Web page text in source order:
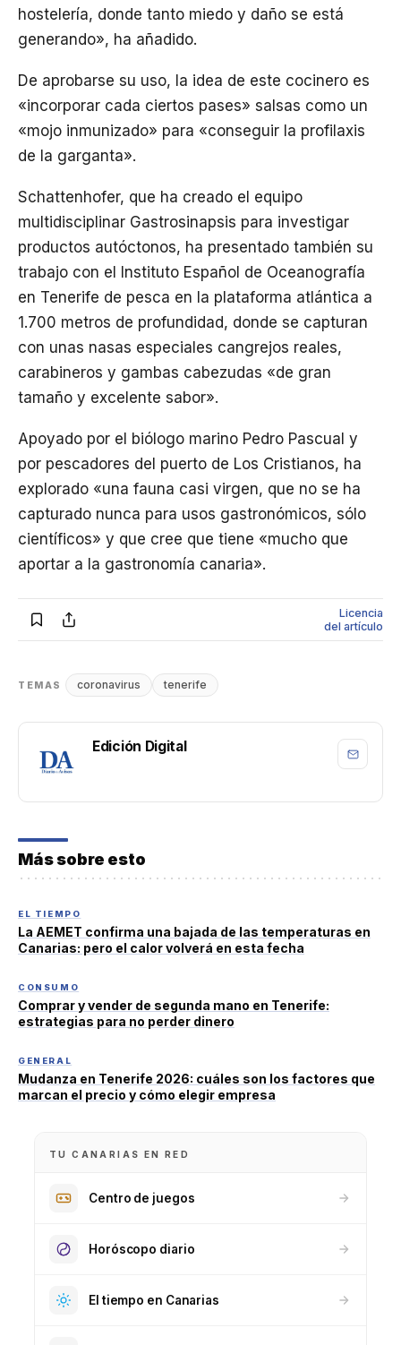
hostelería, donde tanto miedo y daño se está
generando», ha añadido.
De aprobarse su uso, la idea de este cocinero es
«incorporar cada ciertos pases» salsas como un
«mojo inmunizado» para «conseguir la profilaxis
de la garganta».
Schattenhofer, que ha creado el equipo
multidisciplinar Gastrosinapsis para investigar
productos autóctonos, ha presentado también su
trabajo con el Instituto Español de Oceanografía
en Tenerife de pesca en la plataforma atlántica a
1.700 metros de profundidad, donde se capturan
con unas nasas especiales cangrejos reales,
carabineros y gambas cabezudas «de gran
tamaño y excelente sabor».
Apoyado por el biólogo marino Pedro Pascual y
por pescadores del puerto de Los Cristianos, ha
explorado «una fauna casi virgen, que no se ha
capturado nunca para usos gastronómicos, sólo
científicos» y que cree que tiene «mucho que
aportar a la gastronomía canaria».
Licencia
del artículo
TEMAS coronavirus tenerife
Edición Digital
Más sobre esto
EL TIEMPO
La AEMET confirma una bajada de las temperaturas en
Canarias: pero el calor volverá en esta fecha
CONSUMO
Comprar y vender de segunda mano en Tenerife:
estrategias para no perder dinero
GENERAL
Mudanza en Tenerife 2026: cuáles son los factores que
marcan el precio y cómo elegir empresa
TU CANARIAS EN RED
Centro de juegos
Horóscopo diario
El tiempo en Canarias